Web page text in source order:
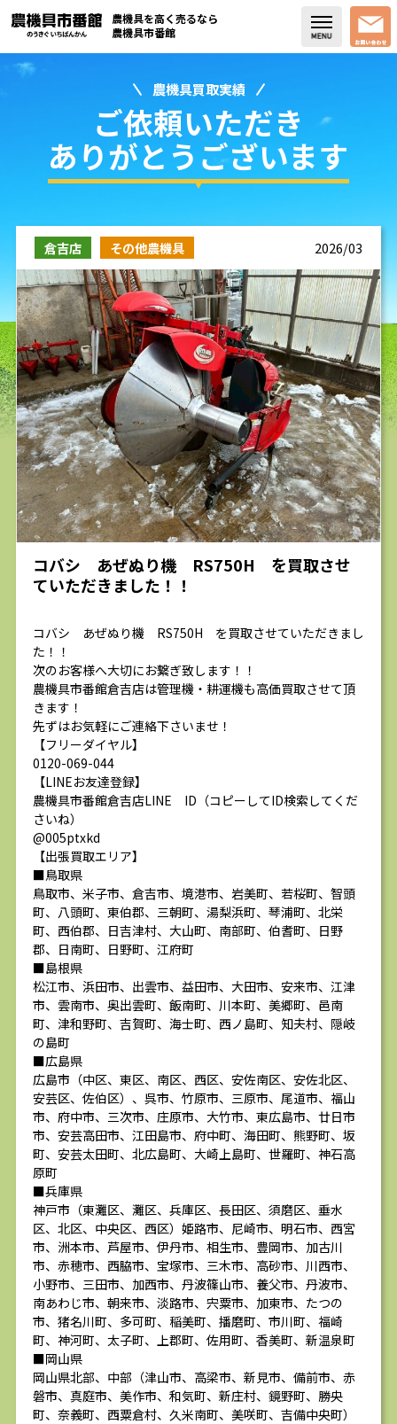
買取実績
コラム・スタッフブログ
取り扱い商品
販売中の農機具
よく頂く質問
お問い合わせ
求人
農機具を高く売るなら
農機具市番館
農機具買取実績
ご依頼いただき
ありがとうございます
倉吉店 その他農機具 2026/03
コバシ あぜぬり機 RS750H を買取させ
ていただきました！！
コバシ あぜぬり機 RS750H を買取させていただきまし
た！！
次のお客様へ大切にお繋ぎ致します！！
農機具市番館倉吉店は管理機・耕運機も高価買取させて頂
きます！
先ずはお気軽にご連絡下さいませ！
【フリーダイヤル】
0120-069-044
【LINEお友達登録】
農機具市番館倉吉店LINE ID（コピーしてID検索してくだ
さいね）
@005ptxkd
【出張買取エリア】
■鳥取県
鳥取市、米子市、倉吉市、境港市、岩美町、若桜町、智頭
町、八頭町、東伯郡、三朝町、湯梨浜町、琴浦町、北栄
町、西伯郡、日吉津村、大山町、南部町、伯耆町、日野
郡、日南町、日野町、江府町
■島根県
松江市、浜田市、出雲市、益田市、大田市、安来市、江津
市、雲南市、奥出雲町、飯南町、川本町、美郷町、邑南
町、津和野町、吉賀町、海士町、西ノ島町、知夫村、隠岐
の島町
■広島県
広島市（中区、東区、南区、西区、安佐南区、安佐北区、
安芸区、佐伯区）、呉市、竹原市、三原市、尾道市、福山
市、府中市、三次市、庄原市、大竹市、東広島市、廿日市
市、安芸高田市、江田島市、府中町、海田町、熊野町、坂
町、安芸太田町、北広島町、大崎上島町、世羅町、神石高
原町
■兵庫県
神戸市（東灘区、灘区、兵庫区、長田区、須磨区、垂水
区、北区、中央区、西区）姫路市、尼崎市、明石市、西宮
市、洲本市、芦屋市、伊丹市、相生市、豊岡市、加古川
市、赤穂市、西脇市、宝塚市、三木市、高砂市、川西市、
小野市、三田市、加西市、丹波篠山市、養父市、丹波市、
南あわじ市、朝来市、淡路市、宍粟市、加東市、たつの
市、猪名川町、多可町、稲美町、播磨町、市川町、福崎
町、神河町、太子町、上郡町、佐用町、香美町、新温泉町
■岡山県
岡山県北部、中部（津山市、高梁市、新見市、備前市、赤
磐市、真庭市、美作市、和気町、新庄村、鏡野町、勝央
町、奈義町、西粟倉村、久米南町、美咲町、吉備中央町）